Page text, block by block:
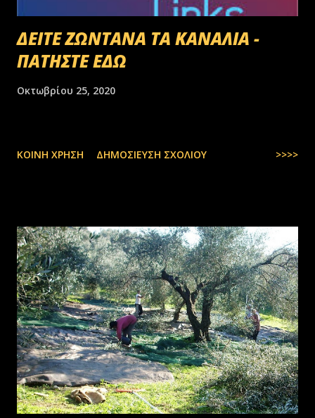
ΔΕΙΤΕ ΖΩΝΤΑΝΑ ΤΑ ΚΑΝΑΛΙΑ -
ΠΑΤΗΣΤΕ ΕΔΩ
Οκτωβρίου 25, 2020
ΚΟΙΝΉ ΧΡΉΣΗ ΔΗΜΟΣΊΕΥΣΗ ΣΧΟΛΊΟΥ >>>>